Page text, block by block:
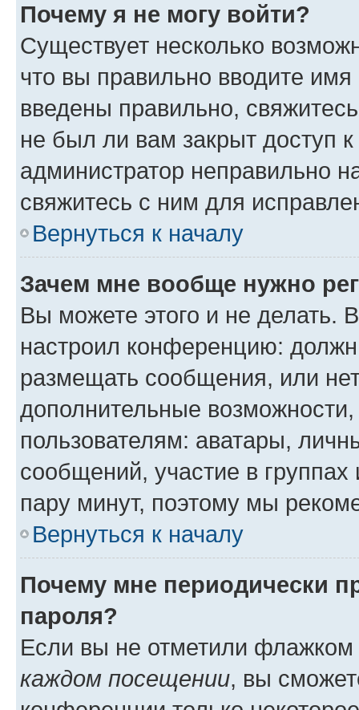
Почему я не могу войти?
Существует несколько
что вы правильно вводите
введены правильно,
не был ли вам закрыт доступ
администратор неправильно
свяжитесь с ним для
Вернуться к началу
Зачем мне вообще нужно
Вы можете этого и не делать.
настроил конференцию:
размещать сообщения, или
дополнительные
пользователям: аватары,
сообщений, участие в группах
пару минут, поэтому мы
Вернуться к началу
Почему мне периодически
пароля?
Если вы не отметили флажком
каждом посещении, вы